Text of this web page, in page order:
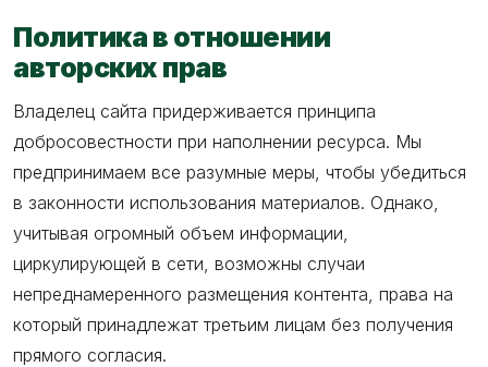
Политика в отношении
авторских прав
Владелец сайта придерживается принципа
добросовестности при наполнении ресурса. Мы
предпринимаем все разумные меры, чтобы убедиться
в законности использования материалов. Однако,
учитывая огромный объем информации,
циркулирующей в сети, возможны случаи
непреднамеренного размещения контента, права на
который принадлежат третьим лицам без получения
прямого согласия.